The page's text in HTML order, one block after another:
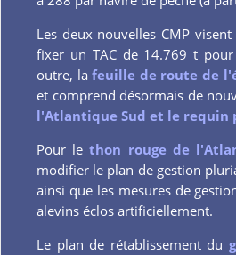
Les deux nouvelles CMP
fixer un TAC de 14.769 t
outre, lafeuille de route de
et comprend désormais de
l'Atlantique Sud et le requin
Pour lethon rouge de
modifier le plan de gestion
ainsi que les mesures de
alevins éclos artificiellement.
Le plan de rétablissement du